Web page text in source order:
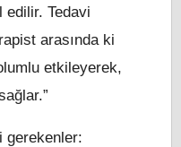
edilir. Tedavi
arasında ki
etkileyerek,
gerekenler: